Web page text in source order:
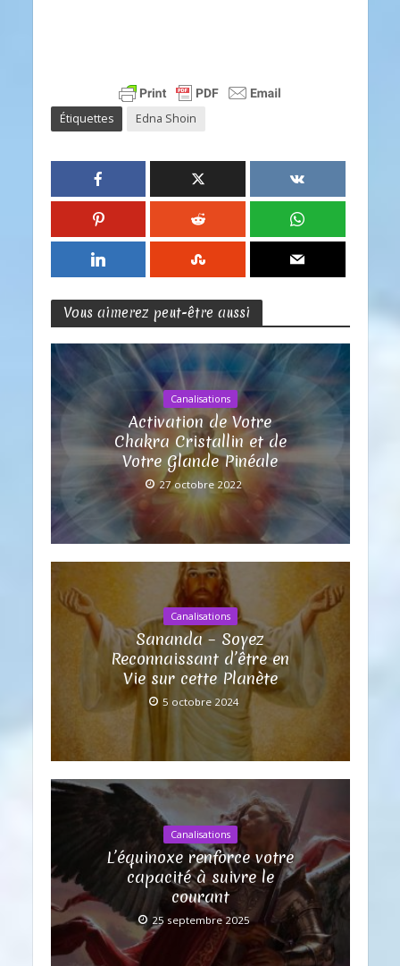
Étiquettes Edna Shoin
Vous aimerez peut-être aussi
Canalisations
Activation de Votre
Chakra Cristallin et de
Votre Glande Pinéale
27 octobre 2022
Canalisations
Sananda – Soyez
Reconnaissant d’être en
Vie sur cette Planète
5 octobre 2024
Canalisations
L’équinoxe renforce votre
capacité à suivre le
courant
25 septembre 2025